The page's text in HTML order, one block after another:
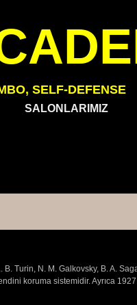
SELF-DEFENSE
SALONLARIMIZ
Turin, N. M. Galkovsky, B. A.
koruma sistemidir. Ayrıca